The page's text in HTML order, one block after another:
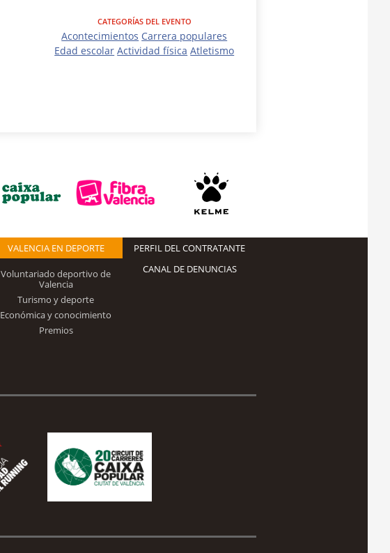
CATEGORÍAS DEL EVENTO
Acontecimientos Carrera populares
Edad escolar Actividad física Atletismo
VALENCIA EN DEPORTE
Voluntariado deportivo de
Valencia
Turismo y deporte
Económica y conocimiento
Premios
PERFIL DEL CONTRATANTE
CANAL DE DENUNCIAS